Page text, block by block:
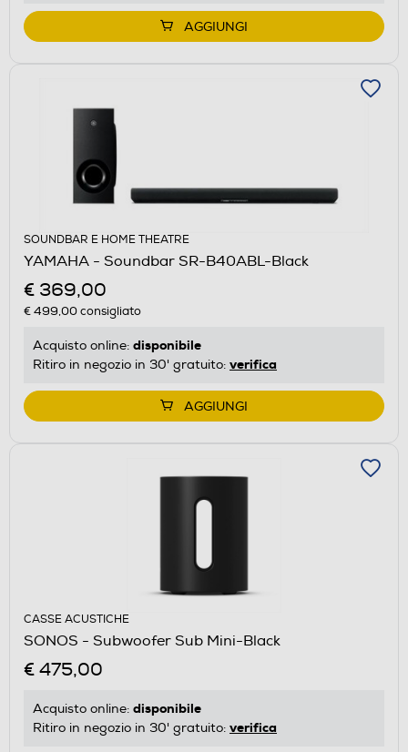
AGGIUNGI
SOUNDBAR E HOME THEATRE
YAMAHA - Soundbar SR-B40ABL-Black
€ 369,00
€ 499,00consigliato
Acquisto online: disponibile
Ritiro in negozio in 30' gratuito: verifica
AGGIUNGI
CASSE ACUSTICHE
SONOS - Subwoofer Sub Mini-Black
€ 475,00
Acquisto online: disponibile
Ritiro in negozio in 30' gratuito: verifica